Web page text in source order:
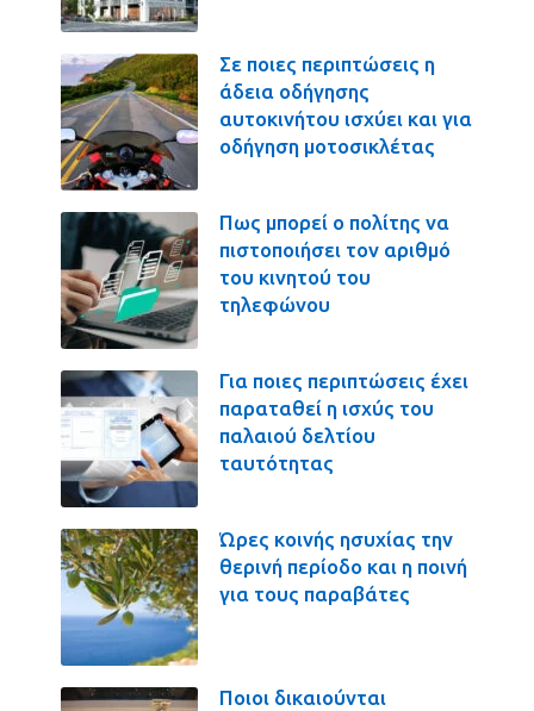
Σε ποιες περιπτώσεις η
άδεια οδήγησης
αυτοκινήτου ισχύει και για
οδήγηση μοτοσικλέτας
Πως μπορεί ο πολίτης να
πιστοποιήσει τον αριθμό
του κινητού του
τηλεφώνου
Για ποιες περιπτώσεις έχει
παραταθεί η ισχύς του
παλαιού δελτίου
ταυτότητας
Ώρες κοινής ησυχίας την
θερινή περίοδο και η ποινή
για τους παραβάτες
Ποιοι δικαιούνται